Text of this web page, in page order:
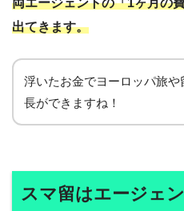
両エージェントの「1ヶ月の
出てきます。
浮いたお金でヨーロッパ旅や
長ができますね！
スマ留はエージェ